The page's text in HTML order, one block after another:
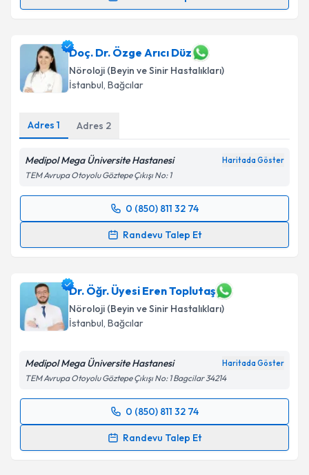
takvim hazırlandığında e-posta ile bilgilendireceğiz.
E-posta Adresiniz
Metni'ni okudum ve kişisel verilerimin belirtilen
kapsamda işlenmesini kabul ediyorum.
Takvim Talebini Gönder
Doç. Dr. Özge Arıcı Düz
Nöroloji (Beyin ve Sinir Hastalıkları)
İstanbul, Bağcılar
Adres 1 Adres 2
Medipol Mega Üniversite Hastanesi Haritada Göster
TEM Avrupa Otoyolu Göztepe Çıkışı No: 1
0 (850) 811 32 74
Randevu Talep Et
Randevu Takvimi Talebi
takvim hazırlandığında e-posta ile bilgilendireceğiz.
E-posta Adresiniz
Kişisel verilerimin işlenmesine ilişkinAydınlatma
Metni'ni okudum ve kişisel verilerimin belirtilen
kapsamda işlenmesini kabul ediyorum.
Takvim Talebini Gönder
Dr. Öğr. Üyesi Eren Toplutaş
Nöroloji (Beyin ve Sinir Hastalıkları)
İstanbul, Bağcılar
Medipol Mega Üniversite Hastanesi Haritada Göster
TEM Avrupa Otoyolu Göztepe Çıkışı No: 1 Bagcilar 34214
0 (850) 811 32 74
Randevu Talep Et
Randevu Takvimi Talebi